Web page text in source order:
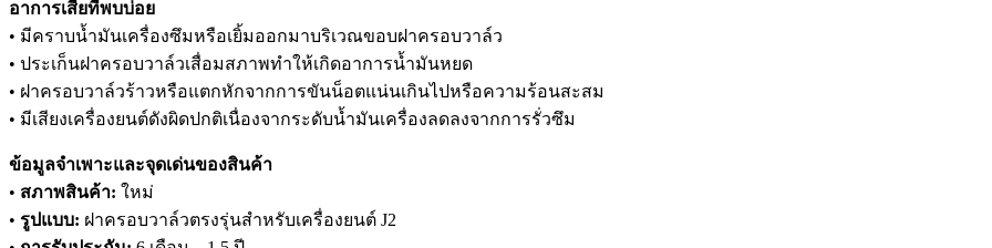
อาการเสียที่พบบ่อย
• มีคราบน้ำมันเครื่องซึมหรือเยิ้มออกมาบริเวณขอบฝาครอบวาล์ว
• ประเก็นฝาครอบวาล์วเสื่อมสภาพทำให้เกิดอาการน้ำมันหยด
• ฝาครอบวาล์วร้าวหรือแตกหักจากการขันน็อตแน่นเกินไปหรือความร้อนสะสม
• มีเสียงเครื่องยนต์ดังผิดปกติเนื่องจากระดับน้ำมันเครื่องลดลงจากการรั่วซึม
ข้อมูลจำเพาะและจุดเด่นของสินค้า
• สภาพสินค้า: ใหม่
• รูปแบบ: ฝาครอบวาล์วตรงรุ่นสำหรับเครื่องยนต์ J2